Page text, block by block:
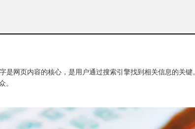
网页内容的核心，是用户通过搜索引擎找到相关信息的关键。